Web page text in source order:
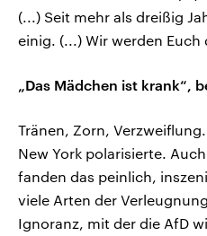
(...) Seit mehr als dreißig
einig. (...) Wir werden Euch
„Das Mädchen ist krank“,
Tränen, Zorn,
New York polarisierte.
fanden das peinlich,
viele Arten der
Ignoranz, mit der die AfD